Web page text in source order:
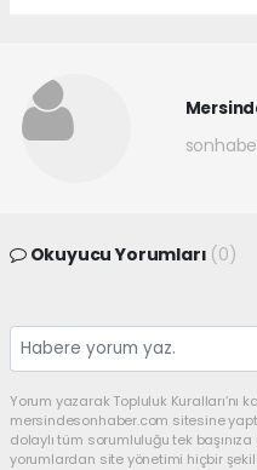
Okuyucu Yorumları (0)
Yorum yazarak Topluluk Kuralları’nı
mersindesonhaber.com sitesine
dolaylı tüm sorumluluğu tek
yorumlardan site yönetimi hiçbir